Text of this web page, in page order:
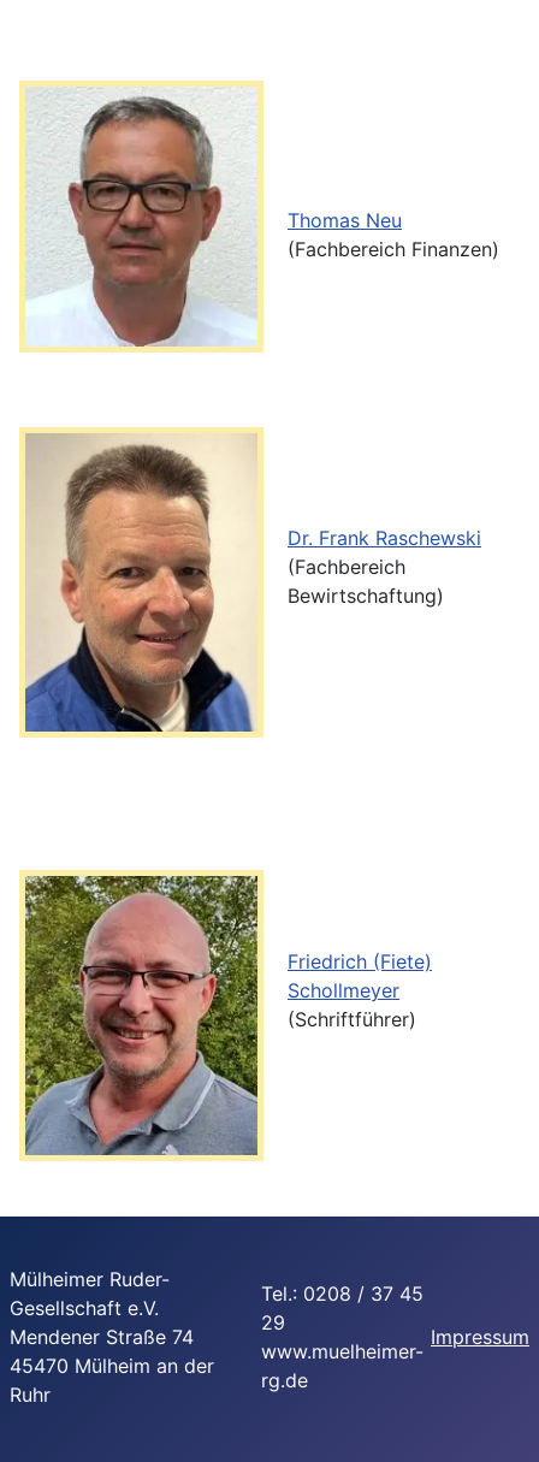
Thomas Neu
(Fachbereich Finanzen)
Dr. Frank Raschewski
(Fachbereich
Bewirtschaftung)
Friedrich (Fiete)
Schollmeyer
(Schriftführer)
Mülheimer Ruder-
Gesellschaft e.V.
Mendener Straße 74
45470 Mülheim an der
Ruhr
Tel.: 0208 / 37 45
29
www.muelheimer-
rg.de
Impressum